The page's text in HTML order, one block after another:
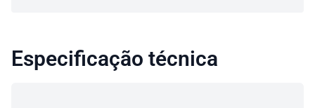
Especificação técnica